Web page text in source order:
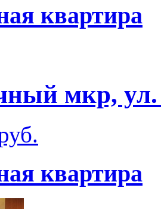
квартира
мкр,
квартира